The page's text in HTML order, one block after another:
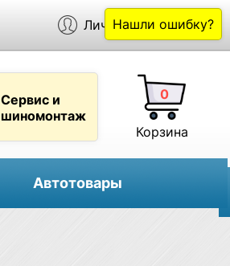
Личный кабинет
Сервис и
шиномонтаж
0
Корзина
Автотовары
Нашли ошибку?